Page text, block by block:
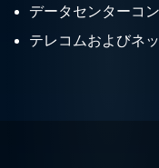
データセンターコ
テレコムおよびネ